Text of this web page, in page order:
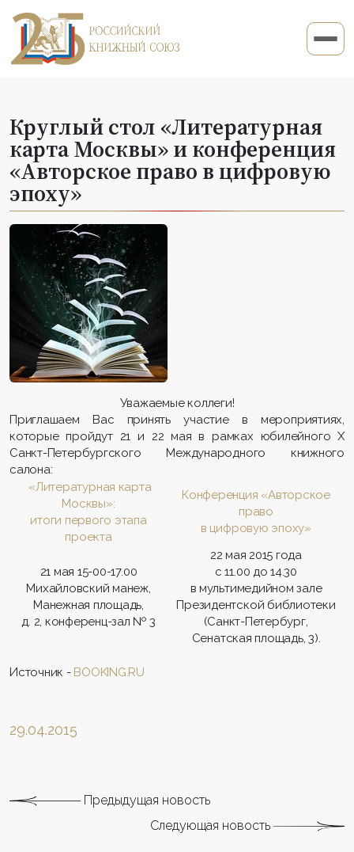
Круглый стол «Литературная
карта Москвы» и конференция
«Авторское право в цифровую
эпоху»
Уважаемые коллеги!
Приглашаем Вас принять участие в мероприятиях,
которые пройдут 21 и 22 мая в рамках юбилейного X
Санкт-Петербургского Международного книжного
салона:
«Литературная карта
Москвы»:
итоги первого этапа
проекта
Конференция «Авторское
право
в цифровую эпоху»
21 мая 15-00-17.00
Михайловский манеж,
Манежная площадь,
д. 2, конференц-зал № 3
22 мая 2015 года
с 11.00 до 14.30
в мультимедийном зале
Президентской библиотеки
(Санкт-Петербург,
Сенатская площадь, 3).
Источник - BOOKING.RU
29.04.2015
Предыдущая новость
Следующая новость